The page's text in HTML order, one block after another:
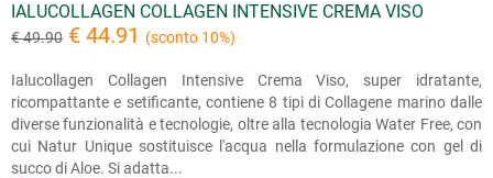
IALUCOLLAGEN COLLAGEN INTENSIVE CREMA VISO
€ 49.90 € 44.91 (sconto 10%)
Ialucollagen Collagen Intensive Crema Viso, super idratante,
ricompattante e setificante, contiene 8 tipi di Collagene marino dalle
diverse funzionalità e tecnologie, oltre alla tecnologia Water Free, con
cui Natur Unique sostituisce l'acqua nella formulazione con gel di
succo di Aloe. Si adatta...